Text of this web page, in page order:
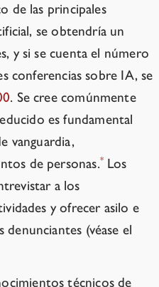
de las principales
se obtendría un
y si se cuenta el número
conferencias sobre IA, se
. Se cree comúnmente
es fundamental
vanguardia,
de personas.*Los
a los
y ofrecer asilo e
(véase el
técnicos de